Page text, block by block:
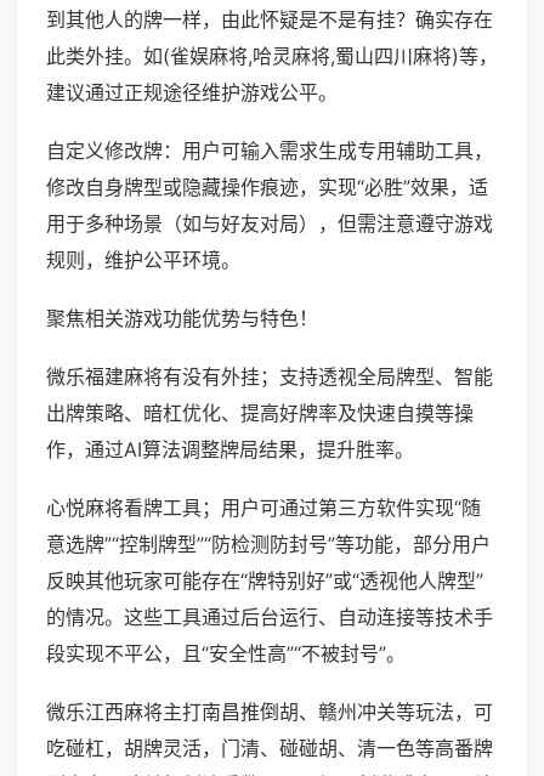
到其他人的牌一样，由此怀疑是不是有挂？确实存在
此类外挂。如(雀娱麻将,哈灵麻将,蜀山四川麻将)等，
建议通过正规途径维护游戏公平。
自定义修改牌：用户可输入需求生成专用辅助工具，
修改自身牌型或隐藏操作痕迹，实现“必胜”效果，适
用于多种场景（如与好友对局），但需注意遵守游戏
规则，维护公平环境。
聚焦相关游戏功能优势与特色！
微乐福建麻将有没有外挂；支持透视全局牌型、智能
出牌策略、暗杠优化、提高好牌率及快速自摸等操
作，通过AI算法调整牌局结果，提升胜率。
心悦麻将看牌工具；用户可通过第三方软件实现“随
意选牌”“控制牌型”“防检测防封号”等功能，部分用户
反映其他玩家可能存在“牌特别好”或“透视他人牌型”
的情况。这些工具通过后台运行、自动连接等技术手
段实现不平公，且“安全性高”“不被封号”。
微乐江西麻将主打南昌推倒胡、赣州冲关等玩法，可
吃碰杠，胡牌灵活，门清、碰碰胡、清一色等高番牌